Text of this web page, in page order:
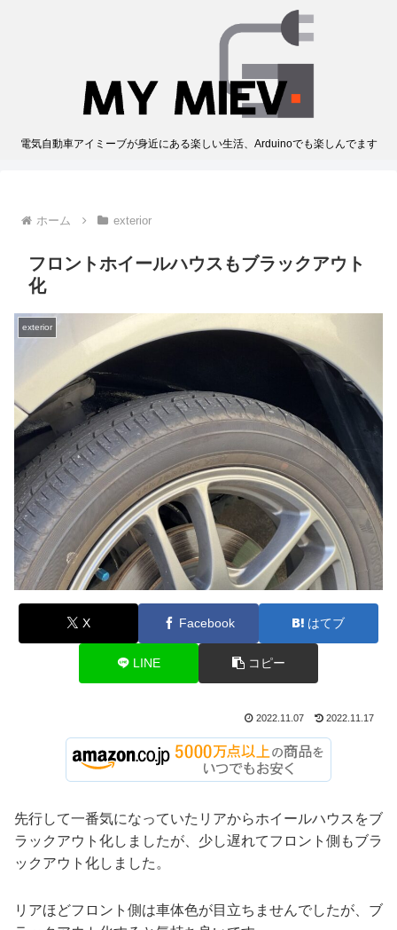
電気自動車アイミーブが身近にある楽しい生活、Arduinoでも楽しんでます
ホーム exterior
フロントホイールハウスもブラックアウト
化
exterior
X Facebook はてブ
LINE コピー
2022.11.07 2022.11.17
先行して一番気になっていたリアからホイールハウスをブ
ラックアウト化しましたが、少し遅れてフロント側もブラ
ックアウト化しました。
リアほどフロント側は車体色が目立ちませんでしたが、ブ